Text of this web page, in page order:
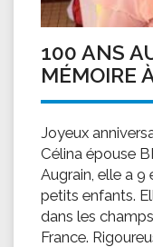
100 ANS
MÉMOIRE
Joyeux
Célina épouse
Augrain, elle a
petits enfants.
dans les
France.